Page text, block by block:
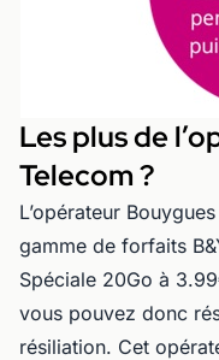
Les plus de
Telecom ?
L’opérateur
gamme de forfaits
Spéciale 20Go à
vous pouvez donc
résiliation. Cet